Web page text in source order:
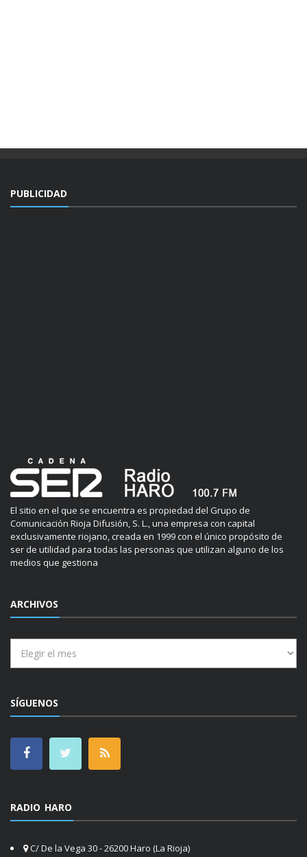
PUBLICIDAD
El sitio en el que se encuentra es propiedad del Grupo de
Comunicación Rioja Difusión, S. L., una empresa con capital
exclusivamente riojano, creada en 1999 con el único propósito de
ser de utilidad para todas las personas que utilizan alguno de los
medios que gestiona
ARCHIVOS
SÍGUENOS
RADIO HARO
C/ De la Vega 30 - 26200 Haro (La Rioja)